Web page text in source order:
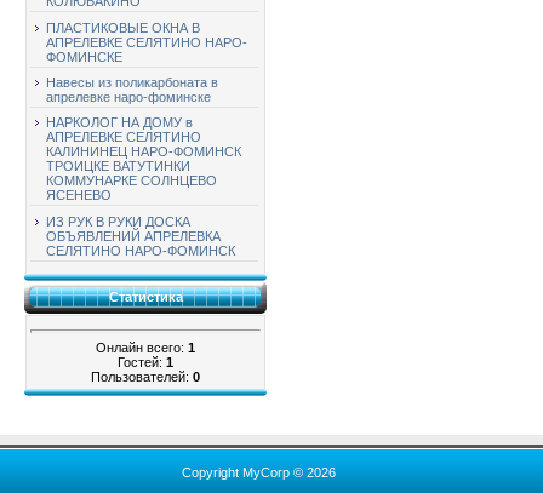
ПЛАСТИКОВЫЕ ОКНА В
АПРЕЛЕВКЕ СЕЛЯТИНО НАРО-
ФОМИНСКЕ
Навесы из поликарбоната в
апрелевке наро-фоминске
НАРКОЛОГ НА ДОМУ в
АПРЕЛЕВКЕ СЕЛЯТИНО
КАЛИНИНЕЦ НАРО-ФОМИНСК
ТРОИЦКЕ ВАТУТИНКИ
КОММУНАРКЕ СОЛНЦЕВО
ЯСЕНЕВО
ИЗ РУК В РУКИ ДОСКА
ОБЪЯВЛЕНИЙ АПРЕЛЕВКА
СЕЛЯТИНО НАРО-ФОМИНСК
Статистика
Онлайн всего: 1
Гостей: 1
Пользователей: 0
Copyright MyCorp © 2026